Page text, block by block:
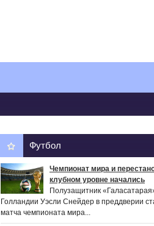
Футбол
Чемпионат мира и
клубном уровне начались
Полузащитник
Голландии Уэсли Снейдер в преддверии
матча чемпионата мира...